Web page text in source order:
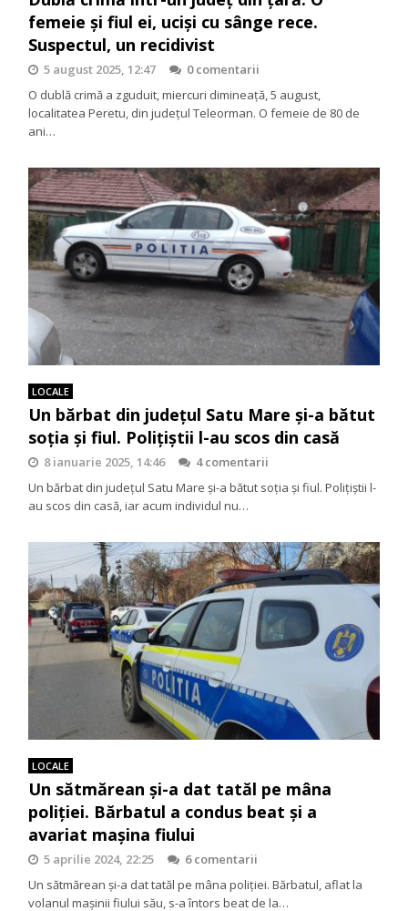
femeie și fiul ei, uciși cu sânge rece.
Suspectul, un recidivist
5 august 2025, 12:47
0 comentarii
O dublă crimă a zguduit, miercuri dimineață, 5 august,
localitatea Peretu, din județul Teleorman. O femeie de 80 de
ani…
LOCALE
Un bărbat din județul Satu Mare și-a bătut
soția și fiul. Polițiștii l-au scos din casă
8 ianuarie 2025, 14:46
4 comentarii
Un bărbat din județul Satu Mare și-a bătut soția și fiul. Polițiștii l-
au scos din casă, iar acum individul nu…
LOCALE
Un sătmărean și-a dat tatăl pe mâna
poliției. Bărbatul a condus beat și a
avariat mașina fiului
5 aprilie 2024, 22:25
6 comentarii
Un sătmărean și-a dat tatăl pe mâna poliției. Bărbatul, aflat la
volanul mașinii fiului său, s-a întors beat de la…